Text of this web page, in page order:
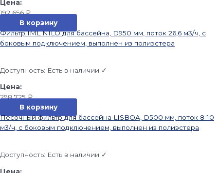
192 656₽
В корзину
Фильтр IML NILO для бассейна, D950 мм, поток 26,6 м3/ч, с
боковым подключением, выполнен из полиэстера
Доступность: Есть в наличии ✓
298 725₽
В корзину
Песочный фильтр для бассейна LISBOA, D500 мм, поток 8-10
м3/ч, с боковым подключением, выполнен из полиэстера
Доступность: Есть в наличии ✓